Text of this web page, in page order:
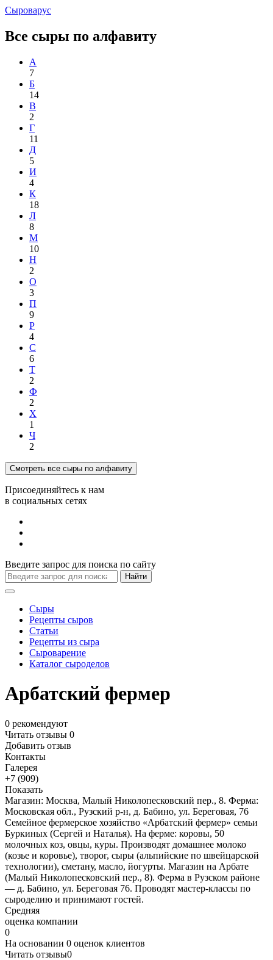
Сыроварус
Все сыры по алфавиту
А
7
Б
14
В
2
Г
11
Д
5
И
4
К
18
Л
8
М
10
Н
2
О
3
П
9
Р
4
С
6
Т
2
Ф
2
Х
1
Ч
2
Смотреть все сыры по алфавиту
Присоединяйтесь к нам
в социальных сетях
Введите запрос для поиска по сайту
Найти
Сыры
Рецепты сыров
Статьи
Рецепты из сыра
Сыроварение
Каталог сыроделов
Арбатский фермер
0 рекомендуют
Читать отзывы 0
Добавить отзыв
Контакты
Галерея
+7 (909)
Показать
Магазин: Москва, Малый Николопесковский пер., 8. Ферма:
Московская обл., Рузский р-н, д. Бабино, ул. Береговая, 76
Семейное фермерское хозяйство «Арбатский фермер» семьи
Буркиных (Сергей и Наталья). На ферме: коровы, 50
молочных коз, овцы, куры. Производят домашнее молоко
(козье и коровье), творог, сыры (альпийские по швейцарской
технологии), сметану, масло, йогурты. Магазин на Арбате
(Малый Николопесковский пер., 8). Ферма в Рузском районе
— д. Бабино, ул. Береговая 76. Проводят мастер-классы по
сыроделию и принимают гостей.
Средняя
оценка компании
0
На основании 0 оценок клиентов
Читать отзывы0